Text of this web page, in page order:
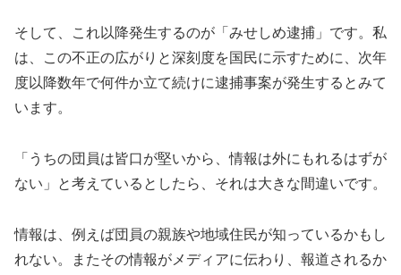
そして、これ以降発生するのが「みせしめ逮捕」です。私
は、この不正の広がりと深刻度を国民に示すために、次年
度以降数年で何件か立て続けに逮捕事案が発生するとみて
います。
「うちの団員は皆口が堅いから、情報は外にもれるはずが
ない」と考えているとしたら、それは大きな間違いです。
情報は、例えば団員の親族や地域住民が知っているかもし
れない。またその情報がメディアに伝わり、報道されるか